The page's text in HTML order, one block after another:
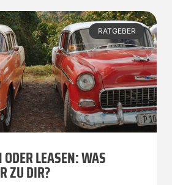
RATGEBER
LEASEN: WAS
ZU DIR?